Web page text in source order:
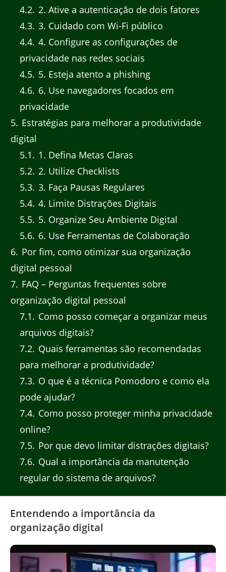
4.2 2. Ative a autenticação de dois fatores
4.3 3. Cuidado com Wi-Fi público
4.4 4. Configure as configurações de
privacidade nas redes sociais
4.5 5. Esteja atento a phishing
4.6 6. Use navegadores focados em
privacidade
5 Estratégias para melhorar a produtividade
digital
5.1
1. Defina Metas Claras
5.2 2. Utilize Checklists
5.3 3. Faça Pausas Regulares
5.4 4. Limite Distrações Digitais
5.5 5. Organize Seu Ambiente Digital
5.6 6. Use Ferramentas de Colaboração
6 Por fim, como otimizar sua organização
digital pessoal
7 FAQ – Perguntas frequentes sobre
organização digital pessoal
7.1
Como posso começar a organizar meus
arquivos digitais?
7.2 Quais ferramentas são recomendadas
para melhorar a produtividade?
7.3 O que é a técnica Pomodoro e como ela
pode ajudar?
7.4 Como posso proteger minha privacidade
online?
7.5 Por que devo limitar distrações digitais?
7.6 Qual a importância da manutenção
regular do sistema de arquivos?
Entendendo a importância da
organização digital